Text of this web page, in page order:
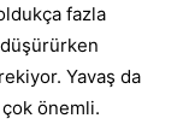
fazla
Yavaş da
önemli.